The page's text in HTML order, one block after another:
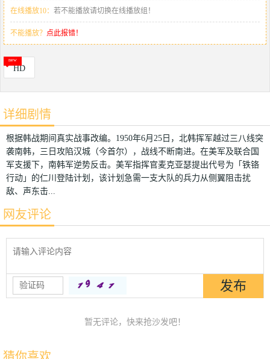
在线播放10： 若不能播放请切换在线播放组！
不能播放？ 点此报错！
HD
详细剧情
根据韩战期间真实战事改编。1950年6月25日，北韩挥军越过三八线突
袭南韩，三日攻陷汉城（今首尔），战线不断南进。在美军及联合国
军支援下，南韩军逆势反击。美军指挥官麦克亚瑟提出代号为「铁铬
行动」的仁川登陆计划，该计划急需一支大队的兵力从侧翼阻击扰
敌、声东击...
网友评论
暂无评论，快来抢沙发吧！
猜你喜欢